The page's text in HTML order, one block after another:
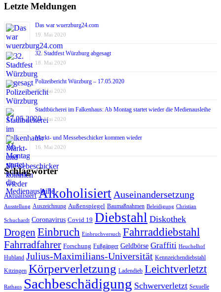
Letzte Meldungen
Das war wuerzburg24.com
19. Mai 2020
32. Stadtfest Würzburg abgesagt
18. Mai 2020
Polizeibericht Würzburg – 17.05.2020
17. Mai 2020
Stadtbücherei im Falkenhaus: Ab Montag startet wieder die Medienausleihe
17. Mai 2020
Markt- und Messebeschicker kommen wieder
16. Mai 2020
Schlagwörter
Aktualisiert Alkoholisiert Auseinandersetzung
Ausstellung Auszeichnung Außenspiegel Baumaßnahmen Beleidigung Christian
Schuchardt Coronavirus Covid 19 Diebstahl Diskothek
Drogen Einbruch Einbruchversuch Fahrraddiebstahl
Fahrradfahrer Forschung Fußgänger Geldbörse Graffiti Heuchelhof
Hubland Julius-Maximilians-Universität Kennzeichendiebstahl
Kitzingen Körperverletzung Ladendieb Leichtverletzt
Rathaus Sachbeschädigung Schwerverletzt Sexuelle